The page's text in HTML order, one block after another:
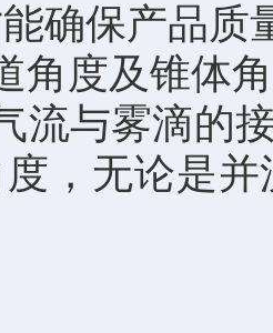
确保产品质
度及锥体角
与雾滴的接
，无论是